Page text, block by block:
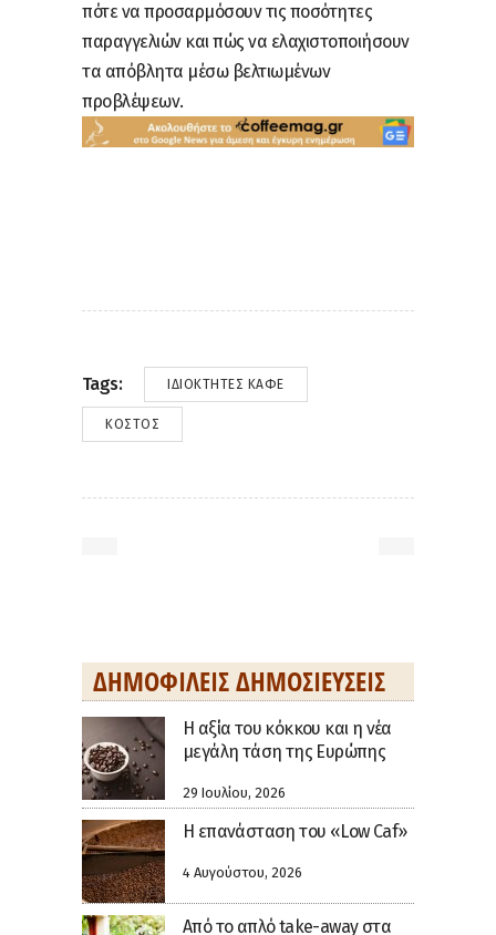
πότε να προσαρμόσουν τις ποσότητες
παραγγελιών και πώς να ελαχιστοποιήσουν
τα απόβλητα μέσω βελτιωμένων
προβλέψεων.
Tags: ΙΔΙΟΚΤΉΤΕΣ ΚΑΦΈ
ΚΌΣΤΟΣ
ΔΗΜΟΦΙΛΕΊΣ ΔΗΜΟΣΙΕΎΣΕΙΣ
H αξία του κόκκου και η νέα
μεγάλη τάση της Ευρώπης
29 Ιουλίου, 2026
Η επανάσταση του «Low Caf»
4 Αυγούστου, 2026
Από το απλό take-away στα